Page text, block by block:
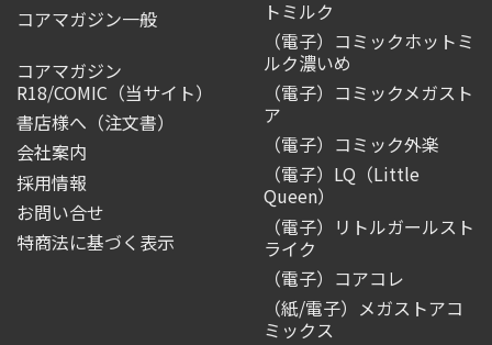
コアマガジン一般
コアマガジン
R18/COMIC （当サイト）
書店様へ（注文書）
会社案内
採用情報
お問い合せ
特商法に基づく表示
トミルク
（電子）コミックホットミ
ルク濃いめ
（電子）コミックメガスト
ア
（電子）コミック外楽
（電子）LQ（Little
Queen）
（電子）リトルガールスト
ライク
（電子）コアコレ
（紙/電子）メガストアコ
ミックス